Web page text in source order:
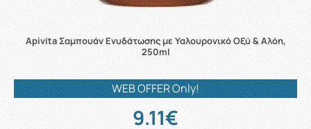
Apivita Σαμπουάν Ενυδάτωσης με Υαλουρονικό Οξύ & Αλόη,
250ml
WEB OFFER Only!
9.11€